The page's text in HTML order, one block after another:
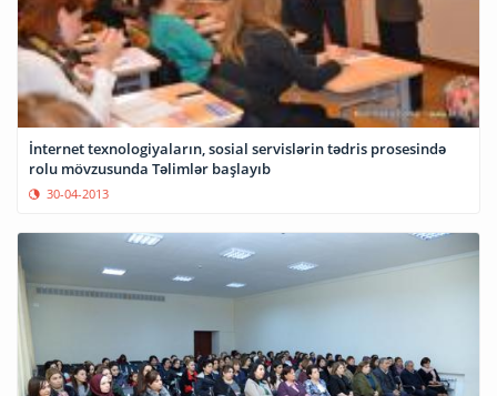
İnternet texnologiyaların, sosial servislərin tədris prosesində
rolu mövzusunda Təlimlər başlayıb
30-04-2013